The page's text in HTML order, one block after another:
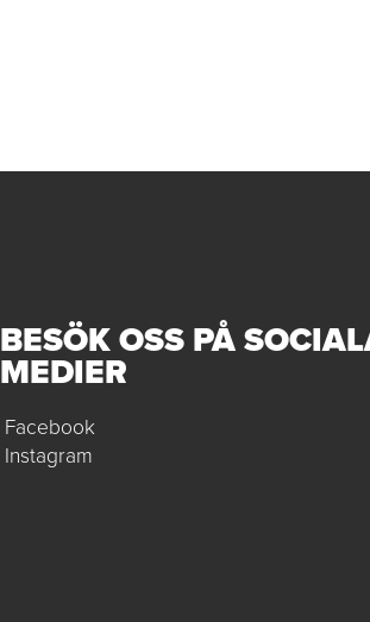
BESÖK OSS PÅ
MEDIER
Facebook
Instagram